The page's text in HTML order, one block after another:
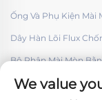
Ống Và Phụ Kiện Mài
Dây Hàn Lõi Flux
Bộ Phận Mài Mòn
We value